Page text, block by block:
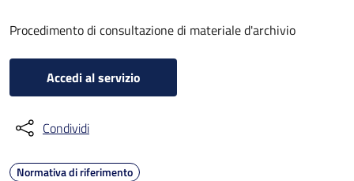
Procedimento di consultazione di materiale d'archivio
Accedi al servizio
Condividi
Normativa di riferimento